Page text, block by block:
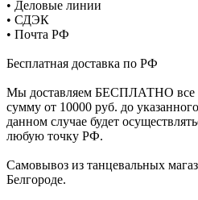
• Деловые линии
• СДЭК
• Почта РФ
Бесплатная доставка по РФ
Мы доставляем БЕСПЛАТНО все
сумму от 10000 руб. до
данном случае будет
любую точку РФ.
Самовывоз из танцевальных
Белгороде.